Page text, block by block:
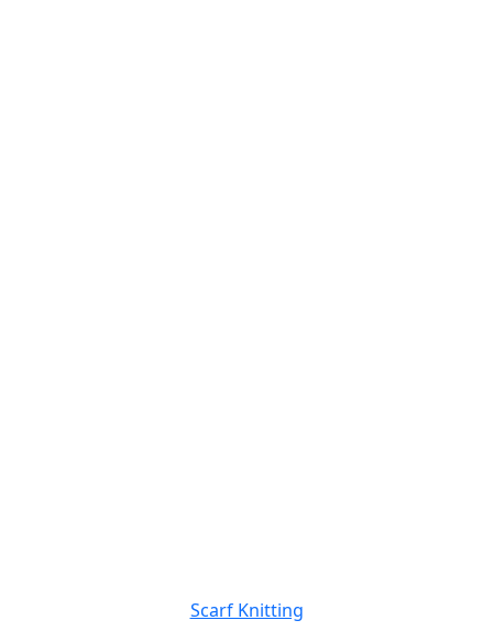
Scarf Knitting